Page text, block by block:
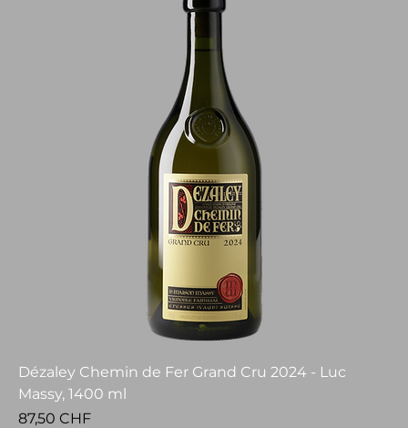
Dézaley Chemin de Fer Grand Cru 2024 - Luc
Massy, 1400 ml
Preis
87,50 CHF